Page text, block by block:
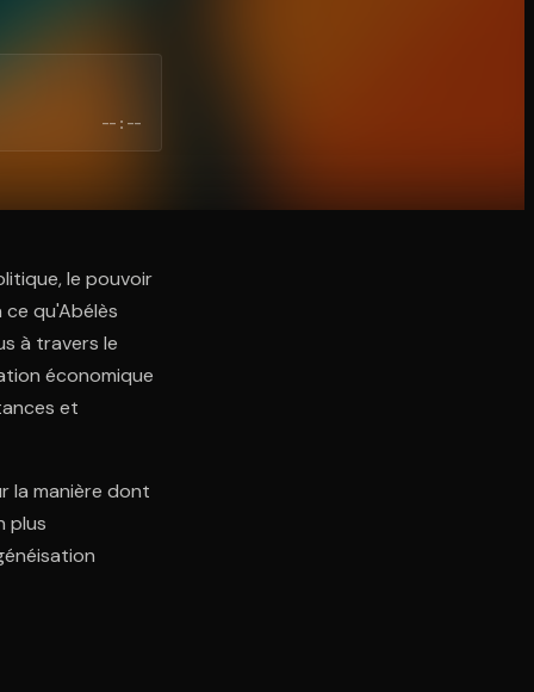
--:--
le pouvoir
qu'Abélès
à travers le
économique
et
la manière dont
plus